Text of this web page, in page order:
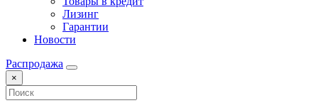
Лизинг
Гарантии
Новости
Распродажа
×